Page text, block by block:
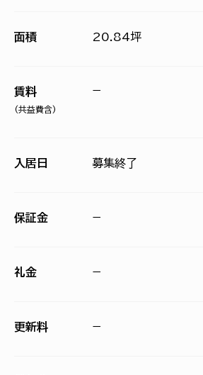
面積 20.84坪
賃料
(共益費含)
−
入居日 募集終了
保証金 −
礼金 −
更新料 −